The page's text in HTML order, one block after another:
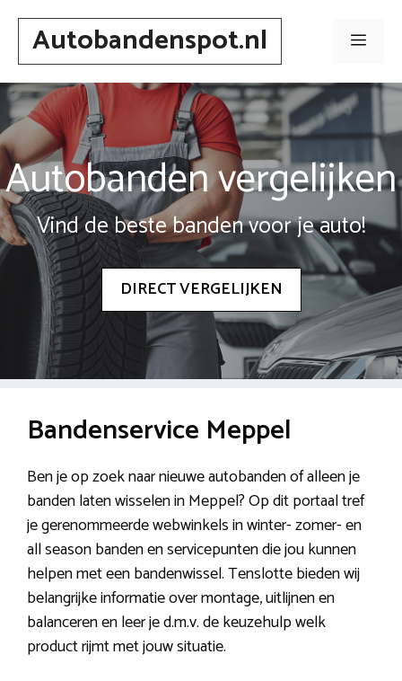
Spring
inhoudAutobandenspot.nl Menu
Autobanden vergelijken
Vind de beste banden voor je auto!
DIRECT VERGELIJKEN
Bandenservice Meppel
Ben je op zoek naar nieuwe autobanden of alleen je
banden laten wisselen in Meppel? Op dit portaal tref
je gerenommeerde webwinkels in winter- zomer- en
all season banden en servicepunten die jou kunnen
helpen met een bandenwissel. Tenslotte bieden wij
belangrijke informatie over montage, uitlijnen en
balanceren en leer je d.m.v. de keuzehulp welk
product rijmt met jouw situatie.